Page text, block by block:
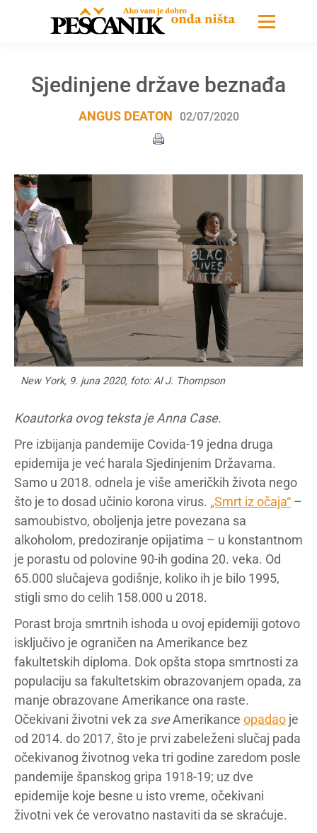
Sjedinjene države beznađa
ANGUS DEATON 02/07/2020
New York, 9. juna 2020, foto: Al J. Thompson
Koautorka ovog teksta je Anna Case.
Pre izbijanja pandemije Covida-19 jedna druga
epidemija je već harala Sjedinjenim Državama.
Samo u 2018. odnela je više američkih života nego
što je to dosad učinio korona virus. „Smrt iz očaja“ –
samoubistvo, oboljenja jetre povezana sa
alkoholom, predoziranje opijatima – u konstantnom
je porastu od polovine 90-ih godina 20. veka. Od
65.000 slučajeva godišnje, koliko ih je bilo 1995,
stigli smo do celih 158.000 u 2018.
Porast broja smrtnih ishoda u ovoj epidemiji gotovo
isključivo je ograničen na Amerikance bez
fakultetskih diploma. Dok opšta stopa smrtnosti za
populaciju sa fakultetskim obrazovanjem opada, za
manje obrazovane Amerikance ona raste.
Očekivani životni vek za sveAmerikance opadao je
od 2014. do 2017, što je prvi zabeleženi slučaj pada
očekivanog životnog veka tri godine zaredom posle
pandemije španskog gripa 1918-19; uz dve
epidemije koje besne u isto vreme, očekivani
životni vek će verovatno nastaviti da se skraćuje.